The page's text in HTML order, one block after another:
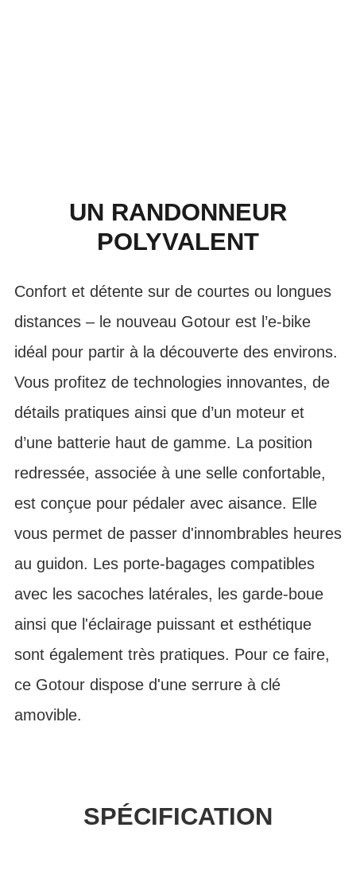
UN RANDONNEUR
POLYVALENT
Confort et détente sur de courtes ou longues
distances – le nouveau Gotour est l’e-bike
idéal pour partir à la découverte des environs.
Vous profitez de technologies innovantes, de
détails pratiques ainsi que d’un moteur et
d’une batterie haut de gamme. La position
redressée, associée à une selle confortable,
est conçue pour pédaler avec aisance. Elle
vous permet de passer d'innombrables heures
au guidon. Les porte-bagages compatibles
avec les sacoches latérales, les garde-boue
ainsi que l'éclairage puissant et esthétique
sont également très pratiques. Pour ce faire,
ce Gotour dispose d'une serrure à clé
amovible.
SPÉCIFICATION